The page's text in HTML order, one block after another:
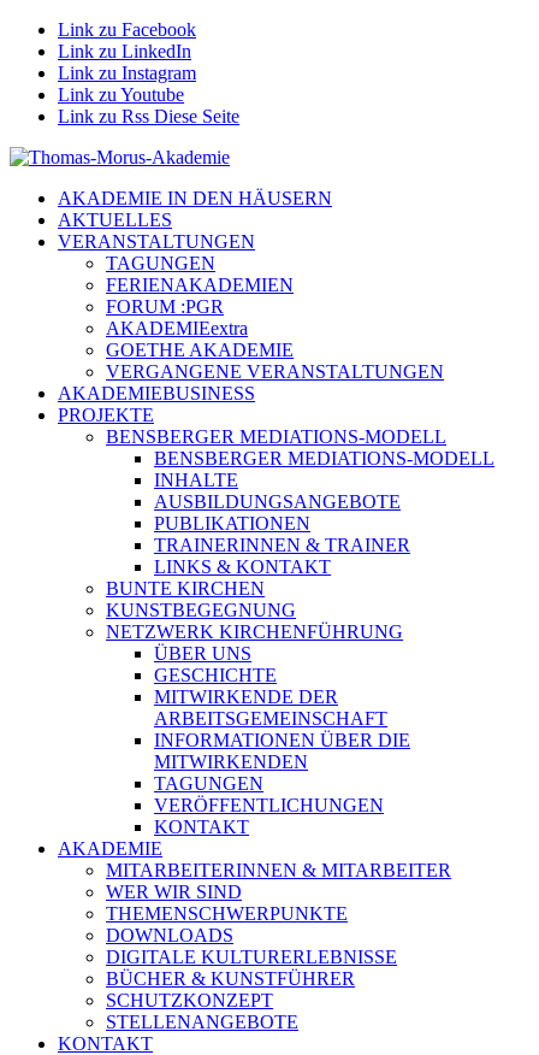
Link zu Facebook
Link zu LinkedIn
Link zu Instagram
Link zu Youtube
Link zu Rss Diese Seite
AKADEMIE IN DEN HÄUSERN
AKTUELLES
VERANSTALTUNGEN
TAGUNGEN
FERIENAKADEMIEN
FORUM :PGR
AKADEMIEextra
GOETHE AKADEMIE
VERGANGENE VERANSTALTUNGEN
AKADEMIEBUSINESS
PROJEKTE
BENSBERGER MEDIATIONS-MODELL
BENSBERGER MEDIATIONS-MODELL
INHALTE
AUSBILDUNGSANGEBOTE
PUBLIKATIONEN
TRAINERINNEN & TRAINER
LINKS & KONTAKT
BUNTE KIRCHEN
KUNSTBEGEGNUNG
NETZWERK KIRCHENFÜHRUNG
ÜBER UNS
GESCHICHTE
MITWIRKENDE DER
ARBEITSGEMEINSCHAFT
INFORMATIONEN ÜBER DIE
MITWIRKENDEN
TAGUNGEN
VERÖFFENTLICHUNGEN
KONTAKT
AKADEMIE
MITARBEITERINNEN & MITARBEITER
WER WIR SIND
THEMENSCHWERPUNKTE
DOWNLOADS
DIGITALE KULTURERLEBNISSE
BÜCHER & KUNSTFÜHRER
SCHUTZKONZEPT
STELLENANGEBOTE
KONTAKT